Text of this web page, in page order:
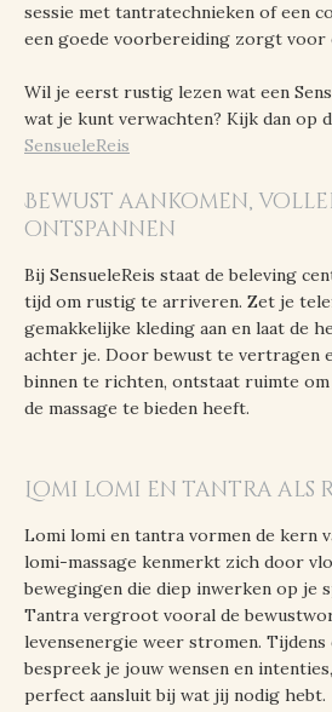
sessie met tantratechnieken of een
een goede voorbereiding zorgt voor
Wil je eerst rustig lezen wat een
wat je kunt verwachten? Kijk dan op
SensueleReis
Bewust aankomen,
ontspannen
Bij SensueleReis staat de beleving
tijd om rustig te arriveren. Zet je
gemakkelijke kleding aan en laat de
achter je. Door bewust te vertragen
binnen te richten, ontstaat ruimte
de massage te bieden heeft.
Lomi lomi en tantra als
Lomi lomi en tantra vormen de kern
lomi-massage kenmerkt zich door
bewegingen die diep inwerken op je
Tantra vergroot vooral de
levensenergie weer stromen.
bespreek je jouw wensen en
perfect aansluit bij wat jij nodig hebt.